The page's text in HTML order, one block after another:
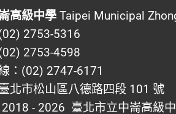
高級中學Taipei Municipal
2753-5316
2753-4598
：(02) 2747-6171
北市松山區八德路四段 101 號
- 2026 臺北市立中崙高級